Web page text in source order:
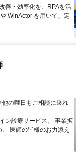
善・効率化を、RPAを活
WinActor を用いて、定
の曜日もご相談に乗れ
ン診療サービス。 事業拡
医師の皆様のお力添え